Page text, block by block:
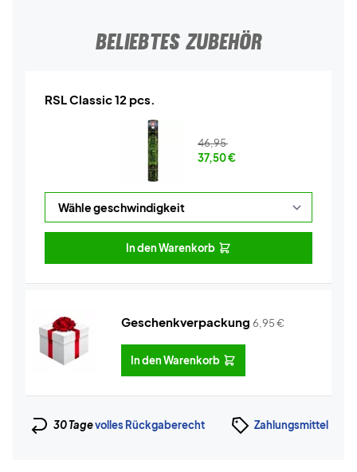
BELIEBTES ZUBEHÖR
RSL Classic 12 pcs.
46,95
37,50€
In den Warenkorb
Geschenkverpackung 6,95€
In den Warenkorb
30 Tagevolles Rückgaberecht Zahlungsmittel